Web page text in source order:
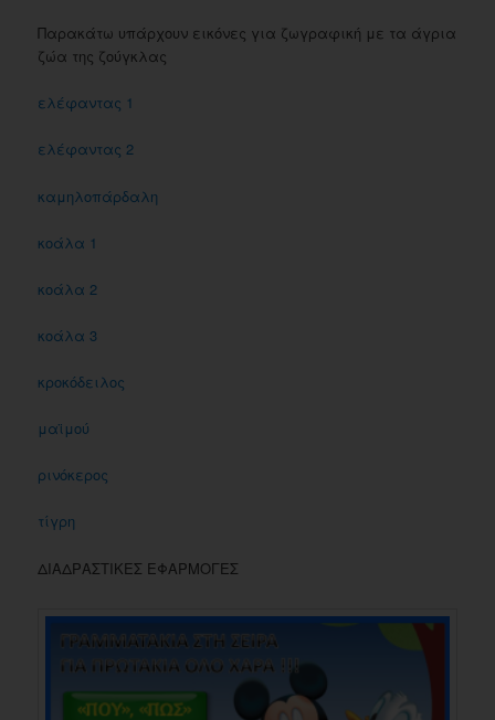
Παρακάτω υπάρχουν εικόνες για ζωγραφική με τα άγρια
ζώα της ζούγκλας
ελέφαντας 1
ελέφαντας 2
καμηλοπάρδαλη
κοάλα 1
κοάλα 2
κοάλα 3
κροκόδειλος
μαϊμού
ρινόκερος
τίγρη
ΔΙΑΔΡΑΣΤΙΚΕΣ ΕΦΑΡΜΟΓΕΣ